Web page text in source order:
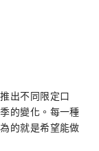
出不同限定口
的變化。每一種
的就是希望能做